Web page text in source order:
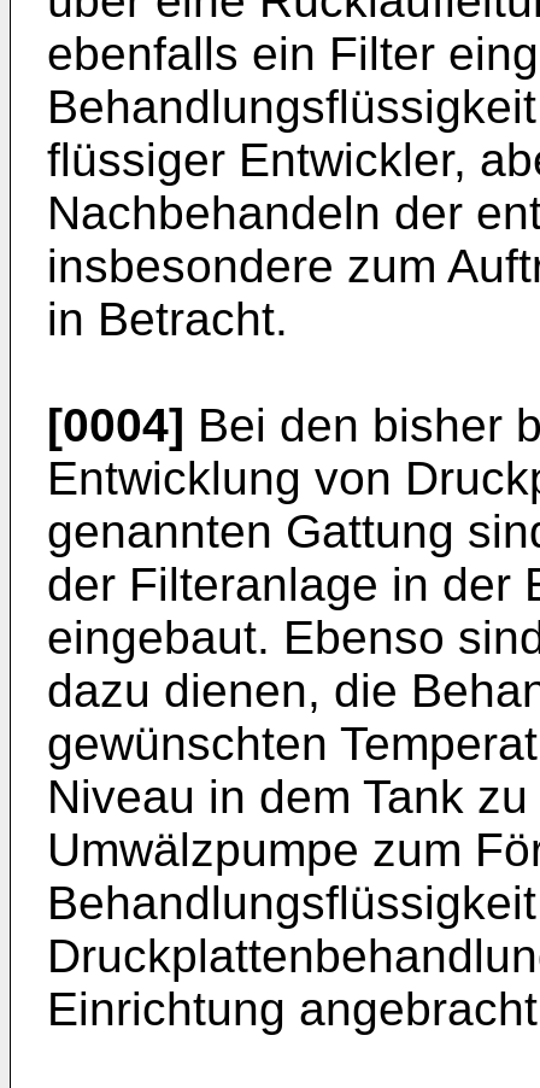
ebenfalls ein Filter
flüssiger Entwickler,
Nachbehandeln der
insbesondere zum
in Betracht.
[0004] Bei den bisher
Entwicklung von
genannten Gattung
der Filteranlage in der
eingebaut. Ebenso
dazu dienen, die
gewünschten
Niveau in dem Tank
Umwälzpumpe zum
Einrichtung